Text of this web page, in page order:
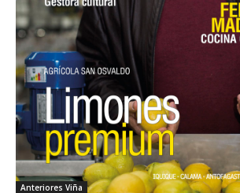
Anteriores Viña